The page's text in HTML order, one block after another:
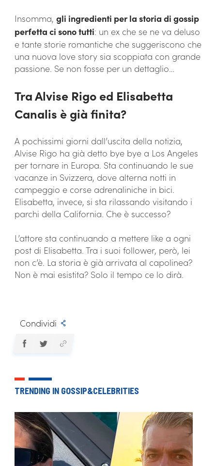
Insomma, gli ingredienti per la storia di gossip
perfetta ci sono tutti: un ex che se ne va deluso
e tante storie romantiche che suggeriscono che
una nuova love story sia scoppiata con grande
passione. Se non fosse per un dettaglio…
Tra Alvise Rigo ed Elisabetta
Canalis è già finita?
A pochissimi giorni dall’uscita della notizia,
Alvise Rigo ha già detto bye bye a Los Angeles
per tornare in Europa. Sta continuando le sue
vacanze in Svizzera, dove alterna notti in
campeggio e corse adrenaliniche in bici.
Elisabetta, invece, si sta rilassando visitando i
parchi della California. Che è successo?
L’attore sta continuando a mettere like a ogni
post di Elisabetta. Tra i suoi follower, però, lei
non c’è. La storia è già arrivata al capolinea?
Non è mai esistita? Solo il tempo ce lo dirà.
Condividi
TRENDING IN GOSSIP&CELEBRITIES